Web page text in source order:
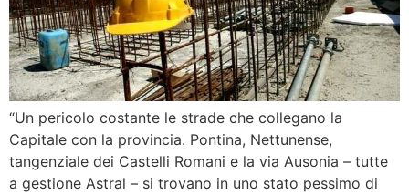
“Un pericolo costante le strade che collegano la
Capitale con la provincia. Pontina, Nettunense,
tangenziale dei Castelli Romani e la via Ausonia – tutte
a gestione Astral – si trovano in uno stato pessimo di